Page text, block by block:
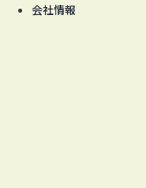
会社情報